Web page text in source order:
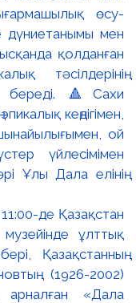
де Қазақстан
ұлттық
Қазақстанның
(1926-2002)
«Дала